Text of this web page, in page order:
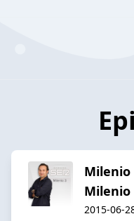
Milenio
Milenio
2015-06-